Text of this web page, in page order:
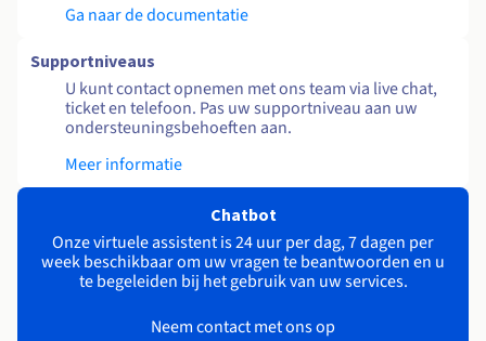
Ga naar de documentatie
Supportniveaus
U kunt contact opnemen met ons team via live chat,
ticket en telefoon. Pas uw supportniveau aan uw
ondersteuningsbehoeften aan.
Meer informatie
Chatbot
Onze virtuele assistent is 24 uur per dag, 7 dagen per
week beschikbaar om uw vragen te beantwoorden en u
te begeleiden bij het gebruik van uw services.
Neem contact met ons op